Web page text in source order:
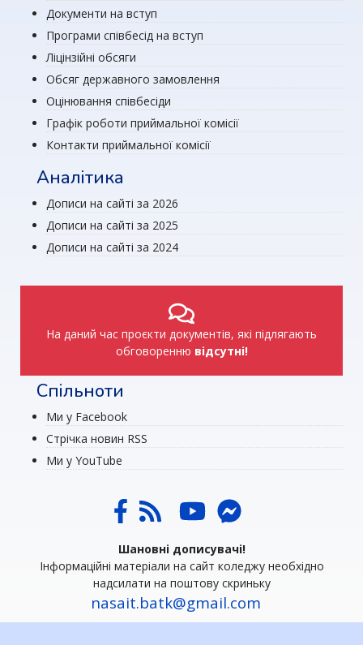
Документи на вступ
Програми співбесід на вступ
Ліцінзійні обсяги
Обсяг державного замовлення
Оцінювання співбесіди
Графік роботи приймальної комісії
Контакти приймальної комісії
Аналітика
Дописи на сайті за 2026
Дописи на сайті за 2025
Дописи на сайті за 2024
На даний час проєкти документів, які підлягають
обговоренню відсутні!
Спільноти
Ми у Facebook
Стрічка новин RSS
Ми у YouTube
Шановні дописувачі!
Інформаційні матеріали на сайт коледжу необхідно
надсилати на поштову скриньку
nasait.batk@gmail.com